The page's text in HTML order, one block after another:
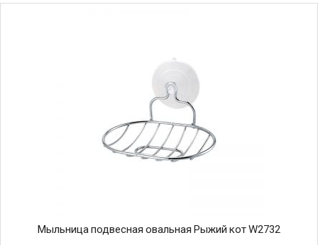
Мыльница подвесная овальная Рыжий кот W2732